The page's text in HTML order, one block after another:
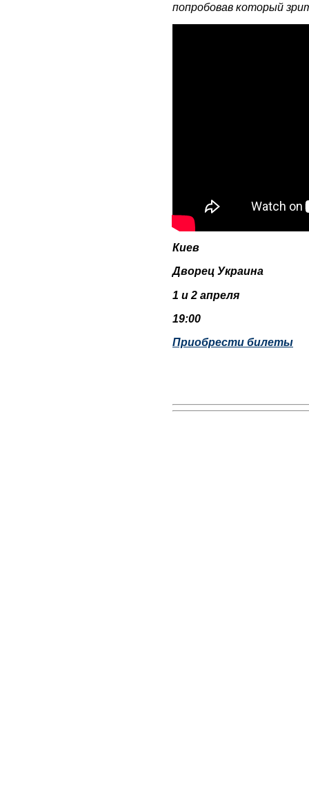
попробовав который
Киев
Дворец Украина
1 и 2 апреля
19:00
Приобрести билеты